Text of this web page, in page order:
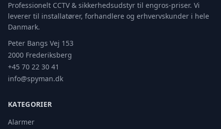
Professionelt CCTV & sikkerhedsudstyr til engros-priser. Vi
leverer til installatører, forhandlere og erhvervskunder i hele
Danmark.
Peter Bangs Vej 153
2000 Frederiksberg
+45 70 22 30 41
info@spyman.dk
KATEGORIER
Alarmer